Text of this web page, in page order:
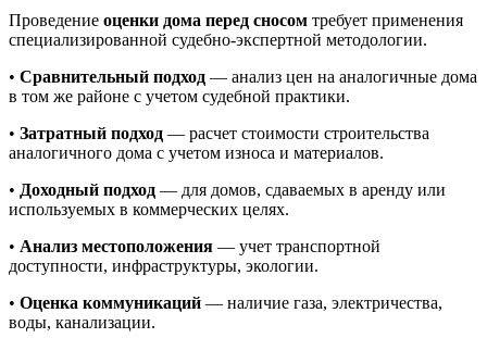
Проведение оценки дома перед сносом требует применения
специализированной судебно-экспертной методологии.
• Сравнительный подход — анализ цен на аналогичные дома
в том же районе с учетом судебной практики.
• Затратный подход — расчет стоимости строительства
аналогичного дома с учетом износа и материалов.
• Доходный подход — для домов, сдаваемых в аренду или
используемых в коммерческих целях.
• Анализ местоположения — учет транспортной
доступности, инфраструктуры, экологии.
• Оценка коммуникаций — наличие газа, электричества,
воды, канализации.